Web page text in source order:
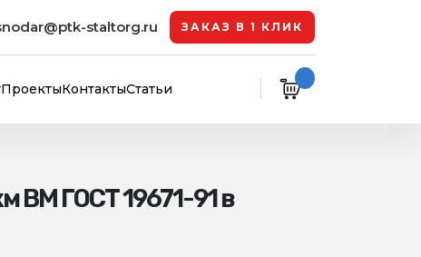
staltorg.ru ЗАКАЗ В 1 КЛИК
ПроектыКонтактыСтатьи
ВМ ГОСТ 19671-91 в